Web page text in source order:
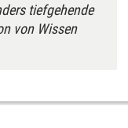
tiefgehende
von Wissen